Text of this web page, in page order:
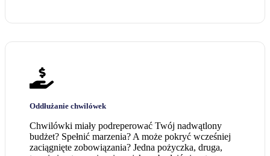
Oddłużanie chwilówek
Chwilówki miały podreperować Twój nadwątlony
budżet? Spełnić marzenia? A może pokryć wcześniej
zaciągnięte zobowiązania? Jedna pożyczka, druga,